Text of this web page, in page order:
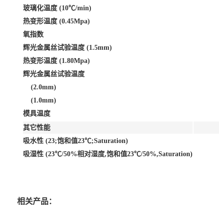
玻璃化温度 (10℃/min)
热变形温度 (0.45Mpa)
氧指数
辉光金属丝试验温度 (1.5mm)
热变形温度 (1.80Mpa)
辉光金属丝试验温度
(2.0mm)
(1.0mm)
模具温度
其它性能
吸水性 (23;饱和值23℃;Saturation)
吸湿性 (23℃/50%相对湿度,饱和值23℃/50%,Saturation)
相关产品：